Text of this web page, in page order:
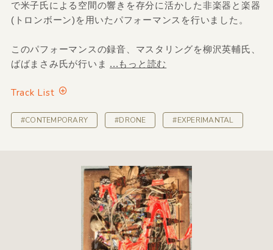
で米子氏による空間の響きを存分に活かした非楽器と楽器
(トロンボーン)を用いたパフォーマンスを行いました。
このパフォーマンスの録音、マスタリングを柳沢英輔氏、
ばばまさみ氏が行いま ...もっと読む
Track List
#CONTEMPORARY #DRONE #EXPERIMANTAL